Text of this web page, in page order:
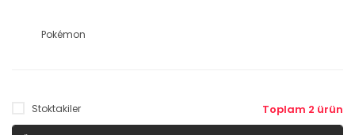
Pokémon
Stoktakiler Toplam 2 ürün